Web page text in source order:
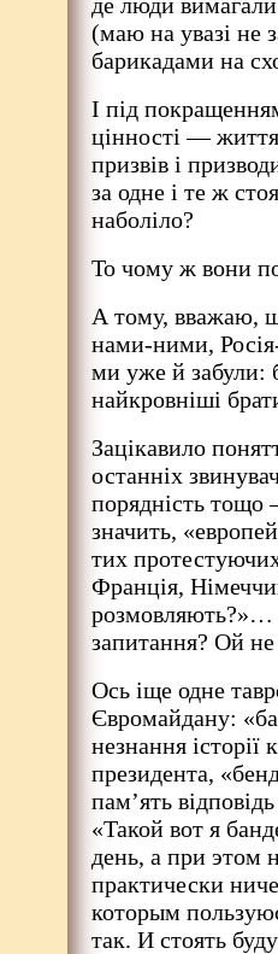
(маю на увазі не
барикадами на
І під
цінності —
призвів і
за одне і те ж
наболіло?
То чому ж вони
А тому, вважаю,
нами-ними,
ми уже й забули:
найкровніші
Зацікавило
останніх
порядність тощо
значить,
тих
Франція,
розмовляють?»…
запитання? Ой не
Ось іще одне
Євромайдану:
незнання історії
президента,
пам’ять
«Такой вот я
день, а при этом
практически
которым
так. И стоять